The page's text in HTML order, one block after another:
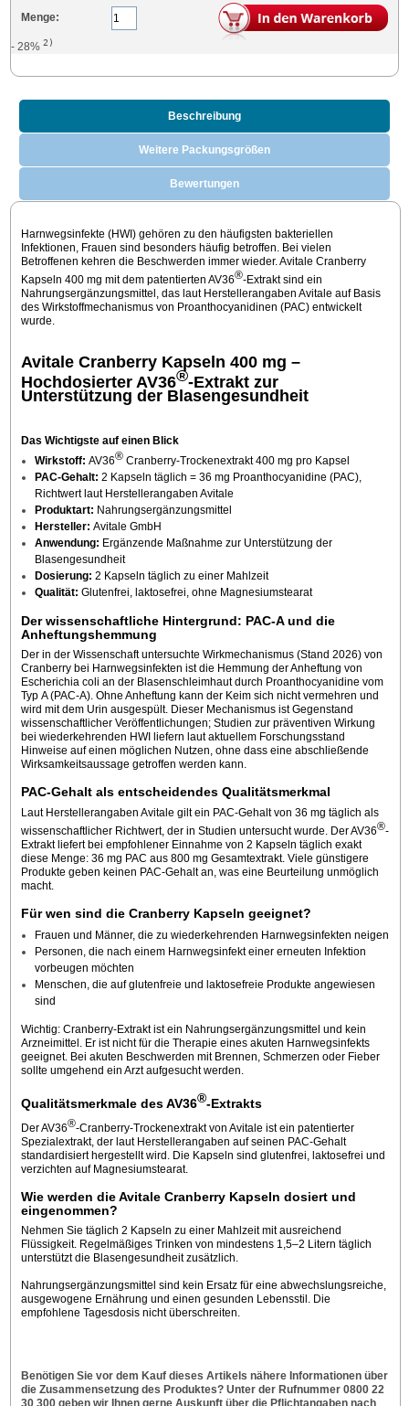
Menge:
- 28%2)
Beschreibung
Weitere Packungsgrößen
Bewertungen
Harnwegsinfekte (HWI) gehören zu den häufigsten bakteriellen
Infektionen, Frauen sind besonders häufig betroffen. Bei vielen
Betroffenen kehren die Beschwerden immer wieder. Avitale Cranberry
Kapseln 400 mg mit dem patentierten AV36®-Extrakt sind ein
Nahrungsergänzungsmittel, das laut Herstellerangaben Avitale auf Basis
des Wirkstoffmechanismus von Proanthocyanidinen (PAC) entwickelt
wurde.
Avitale Cranberry Kapseln 400 mg –
Hochdosierter AV36®-Extrakt zur
Unterstützung der Blasengesundheit
Das Wichtigste auf einen Blick
Wirkstoff: AV36®Cranberry-Trockenextrakt 400 mg pro Kapsel
PAC-Gehalt: 2 Kapseln täglich = 36 mg Proanthocyanidine (PAC),
Richtwert laut Herstellerangaben Avitale
Produktart: Nahrungsergänzungsmittel
Hersteller: Avitale GmbH
Anwendung: Ergänzende Maßnahme zur Unterstützung der
Blasengesundheit
Dosierung: 2 Kapseln täglich zu einer Mahlzeit
Qualität: Glutenfrei, laktosefrei, ohne Magnesiumstearat
Der wissenschaftliche Hintergrund: PAC-A und die
Anheftungshemmung
Der in der Wissenschaft untersuchte Wirkmechanismus (Stand 2026) von
Cranberry bei Harnwegsinfekten ist die Hemmung der Anheftung von
Escherichia coli an der Blasenschleimhaut durch Proanthocyanidine vom
Typ A (PAC-A). Ohne Anheftung kann der Keim sich nicht vermehren und
wird mit dem Urin ausgespült. Dieser Mechanismus ist Gegenstand
wissenschaftlicher Veröffentlichungen; Studien zur präventiven Wirkung
bei wiederkehrenden HWI liefern laut aktuellem Forschungsstand
Hinweise auf einen möglichen Nutzen, ohne dass eine abschließende
Wirksamkeitsaussage getroffen werden kann.
PAC-Gehalt als entscheidendes Qualitätsmerkmal
Laut Herstellerangaben Avitale gilt ein PAC-Gehalt von 36 mg täglich als
wissenschaftlicher Richtwert, der in Studien untersucht wurde. Der AV36®-
Extrakt liefert bei empfohlener Einnahme von 2 Kapseln täglich exakt
diese Menge: 36 mg PAC aus 800 mg Gesamtextrakt. Viele günstigere
Produkte geben keinen PAC-Gehalt an, was eine Beurteilung unmöglich
macht.
Für wen sind die Cranberry Kapseln geeignet?
Frauen und Männer, die zu wiederkehrenden Harnwegsinfekten neigen
Personen, die nach einem Harnwegsinfekt einer erneuten Infektion
vorbeugen möchten
Menschen, die auf glutenfreie und laktosefreie Produkte angewiesen
sind
Wichtig: Cranberry-Extrakt ist ein Nahrungsergänzungsmittel und kein
Arzneimittel. Er ist nicht für die Therapie eines akuten Harnwegsinfekts
geeignet. Bei akuten Beschwerden mit Brennen, Schmerzen oder Fieber
sollte umgehend ein Arzt aufgesucht werden.
Qualitätsmerkmale des AV36®-Extrakts
Der AV36®-Cranberry-Trockenextrakt von Avitale ist ein patentierter
Spezialextrakt, der laut Herstellerangaben auf seinen PAC-Gehalt
standardisiert hergestellt wird. Die Kapseln sind glutenfrei, laktosefrei und
verzichten auf Magnesiumstearat.
Wie werden die Avitale Cranberry Kapseln dosiert und
eingenommen?
Nehmen Sie täglich 2 Kapseln zu einer Mahlzeit mit ausreichend
Flüssigkeit. Regelmäßiges Trinken von mindestens 1,5–2 Litern täglich
unterstützt die Blasengesundheit zusätzlich.
Nahrungsergänzungsmittel sind kein Ersatz für eine abwechslungsreiche,
ausgewogene Ernährung und einen gesunden Lebensstil. Die
empfohlene Tagesdosis nicht überschreiten.
Benötigen Sie vor dem Kauf dieses Artikels nähere Informationen über
die Zusammensetzung des Produktes? Unter der Rufnummer 0800 22
30 300 geben wir Ihnen gerne Auskunft über die Pflichtangaben nach